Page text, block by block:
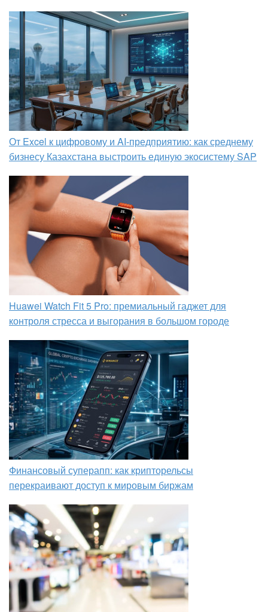
От Excel к цифровому и AI‑предприятию: как среднему
бизнесу Казахстана выстроить единую экосистему SAP
Huawei Watch Fit 5 Pro: премиальный гаджет для
контроля стресса и выгорания в большом городе
Финансовый суперапп: как крипторельсы
перекраивают доступ к мировым биржам